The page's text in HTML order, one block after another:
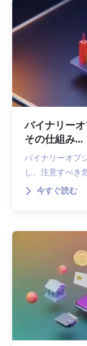
バイナリー
その仕組み...
バイナリーオプ
し、注意すべき
今すぐ読む